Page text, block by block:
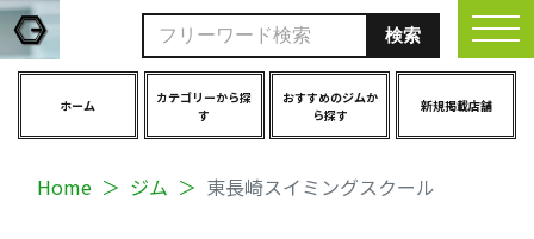
ホーム
カテゴリーから探
す
おすすめのジムか
ら探す
新規掲載店舗
Home ジム 東長崎スイミングスクール